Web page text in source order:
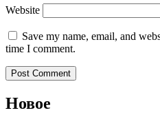
Website
Save my name, email, and
time I comment.
Новое